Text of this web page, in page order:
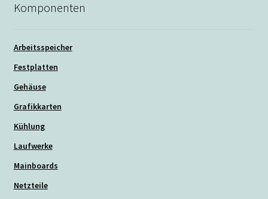
Komponenten
Arbeitsspeicher
Festplatten
Gehäuse
Grafikkarten
Kühlung
Laufwerke
Mainboards
Netzteile